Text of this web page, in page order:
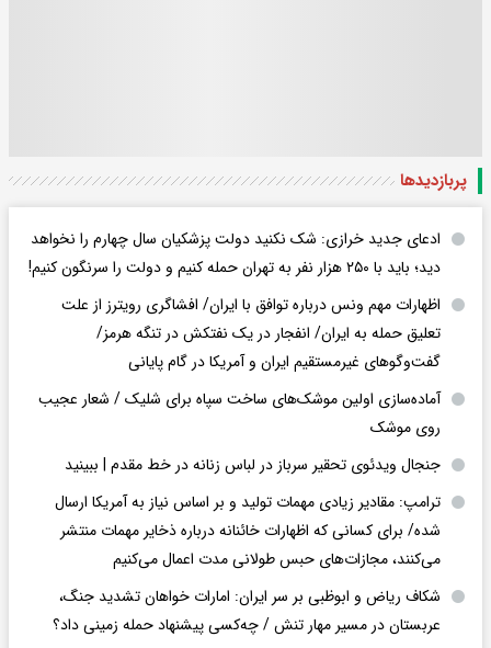
پربازدید‌ها
ادعای جدید خرازی: شک نکنید دولت پزشکیان سال چهارم را نخواهد
دید؛ باید با ۲۵۰ هزار نفر به تهران حمله کنیم و دولت را سرنگون کنیم!
اظهارات مهم ونس درباره توافق با ایران/ افشاگری رویترز از علت
تعلیق حمله به ایران/ انفجار در یک نفتکش در تنگه هرمز/
گفت‌وگوهای غیرمستقیم ایران و آمریکا در گام پایانی
آماده‌سازی اولین موشک‌های ساخت سپاه برای شلیک / شعار عجیب
روی موشک
جنجال ویدئوی تحقیر سرباز در لباس زنانه در خط مقدم | ببینید
ترامپ: مقادیر زیادی مهمات تولید و بر اساس نیاز به آمریکا ارسال
شده/ برای کسانی که اظهارات خائنانه درباره ذخایر مهمات منتشر
می‌کنند، مجازات‌های حبس طولانی مدت اعمال می‌کنیم
شکاف ریاض و ابوظبی بر سر ایران: امارات خواهان تشدید جنگ،
عربستان در مسیر مهار تنش / چه‌کسی پیشنهاد حمله زمینی داد؟